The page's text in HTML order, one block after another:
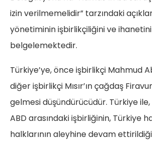
izin verilmemelidir” tarzındaki
yönetiminin işbirlikçiliğini ve ihanetini
belgelemektedir.
Türkiye’ye, önce işbirlikçi Mahmud
diğer işbirlikçi Mısır’ın çağdaş
gelmesi düşündürücüdür. Türkiye
ABD arasındaki işbirliğinin, Türkiye
halklarının aleyhine devam